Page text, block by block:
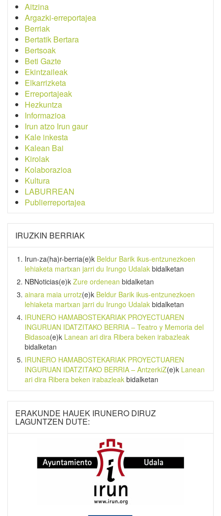
Aitzina
Argazki-erreportajea
Berriak
Bertatik Bertara
Bertsoak
Beti Gazte
Ekintzaileak
Elkarrizketa
Erreportajeak
Hezkuntza
Informazioa
Irun atzo Irun gaur
Kale inkesta
Kalean Bai
Kirolak
Kolaborazioa
Kultura
LABURREAN
Publierreportajea
IRUZKIN BERRIAK
Irun-za(ha)r-berria(e)k Beldur Barik ikus-entzunezkoen
lehiaketa martxan jarri du Irungo Udalak bidalketan
NBNoticias(e)k Zure ordenean bidalketan
ainara maia urrotz(e)k Beldur Barik ikus-entzunezkoen
lehiaketa martxan jarri du Irungo Udalak bidalketan
IRUNERO HAMABOSTEKARIAK PROYECTUAREN
INGURUAN IDATZITAKO BERRIA – Teatro y Memoria del
Bidasoa(e)k Lanean ari dira Ribera beken irabazleak
bidalketan
IRUNERO HAMABOSTEKARIAK PROYECTUAREN
INGURUAN IDATZITAKO BERRIA – AntzerkiZ(e)k Lanean
ari dira Ribera beken irabazleak bidalketan
ERAKUNDE HAUEK IRUNERO DIRUZ
LAGUNTZEN DUTE: